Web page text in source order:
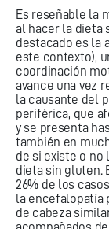
Es reseñable la
al hacer la dieta
destacado es la
este contexto),
coordinación
avance una vez
la causante del
periférica, que
y se presenta
también en
de si existe o no
dieta sin gluten.
26% de los
la encefalopatía
de cabeza